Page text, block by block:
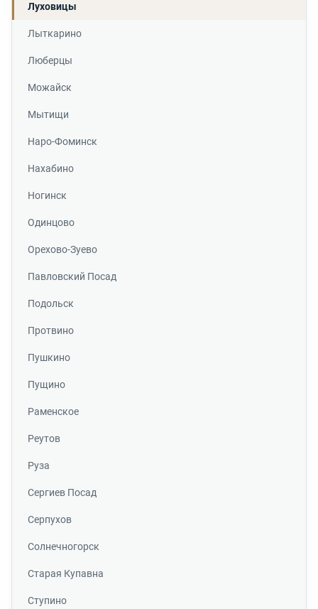
Луховицы
Лыткарино
Люберцы
Можайск
Мытищи
Наро-Фоминск
Нахабино
Ногинск
Одинцово
Орехово-Зуево
Павловский Посад
Подольск
Протвино
Пушкино
Пущино
Раменское
Реутов
Руза
Сергиев Посад
Серпухов
Солнечногорск
Старая Купавна
Ступино